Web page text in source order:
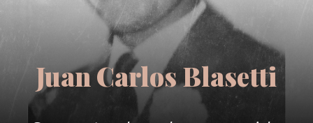
Juan Carlos Blasetti